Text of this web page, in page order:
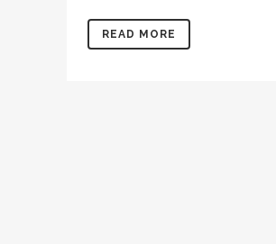
READ MORE